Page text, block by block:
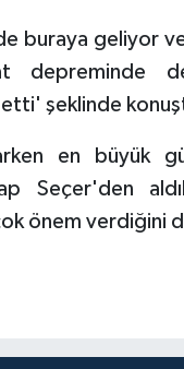
buraya geliyor
etti' şeklinde
en büyük
Seçer'den
önem verdiğini